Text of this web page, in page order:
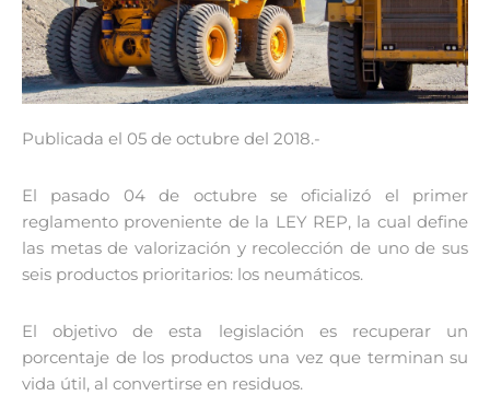
Publicada el 05 de octubre del 2018.-
El pasado 04 de octubre se oficializó el primer
reglamento proveniente de la LEY REP, la cual define
las metas de valorización y recolección de uno de sus
seis productos prioritarios: los neumáticos.
El objetivo de esta legislación es recuperar un
porcentaje de los productos una vez que terminan su
vida útil, al convertirse en residuos.